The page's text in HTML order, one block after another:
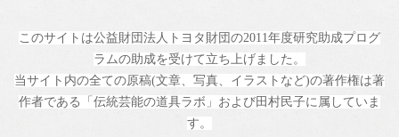
このサイトは公益財団法人トヨタ財団の2011年度研究助成プログ
ラムの助成を受けて立ち上げました。
当サイト内の全ての原稿(文章、写真、イラストなど)の著作権は著
作者である「伝統芸能の道具ラボ」および田村民子に属していま
す。